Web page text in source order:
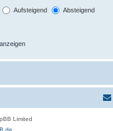
Aufsteigend Absteigend
Limited